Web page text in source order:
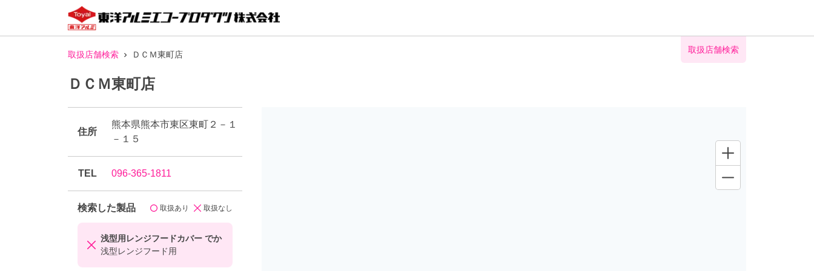
取扱店舗検索 ＤＣＭ東町店 取扱店舗検索
ＤＣＭ東町店
住所
熊本県熊本市東区東町２－１
－１５
TEL 096-365-1811
検索した製品 取扱あり 取扱なし
浅型用レンジフードカバー でか
浅型レンジフード用